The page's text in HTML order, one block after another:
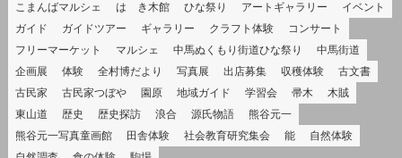
こまんばマルシェ
はゝき木館 ひな祭り アートギャラリー
イベント
ガイド
ガイドツアー ギャラリー クラフト体験
コンサート
フリーマーケット
マルシェ 中馬ぬくもり街道ひな祭り
中馬街道
企画展
体験 全村博だより 写真展 出店募集 収穫体験
古文書
古民家
古民家つぼや 園原 地域ガイド 学習会 帚木
木賊
東山道
歴史 歴史探訪 浪合 源氏物語
熊谷元一
熊谷元一写真童画館
田舎体験 社会教育研究集会 能
自然体験